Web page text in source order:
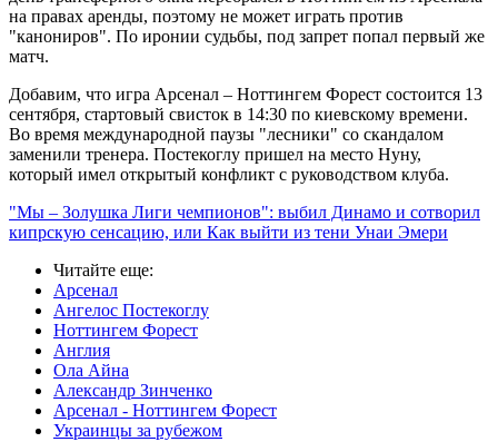
на правах аренды, поэтому не может играть против
"канониров". По иронии судьбы, под запрет попал первый же
матч.
Добавим, что игра Арсенал – Ноттингем Форест состоится 13
сентября, стартовый свисток в 14:30 по киевскому времени.
Во время международной паузы "лесники" со скандалом
заменили тренера. Постекоглу пришел на место Нуну,
который имел открытый конфликт с руководством клуба.
"Мы – Золушка Лиги чемпионов": выбил Динамо и сотворил
кипрскую сенсацию, или Как выйти из тени Унаи Эмери
Читайте еще:
Арсенал
Ангелос Постекоглу
Ноттингем Форест
Англия
Ола Айна
Александр Зинченко
Арсенал - Ноттингем Форест
Украинцы за рубежом